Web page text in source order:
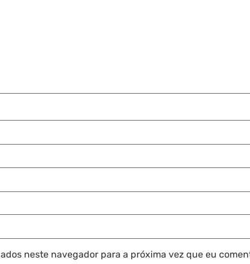
neste navegador para a próxima vez que eu